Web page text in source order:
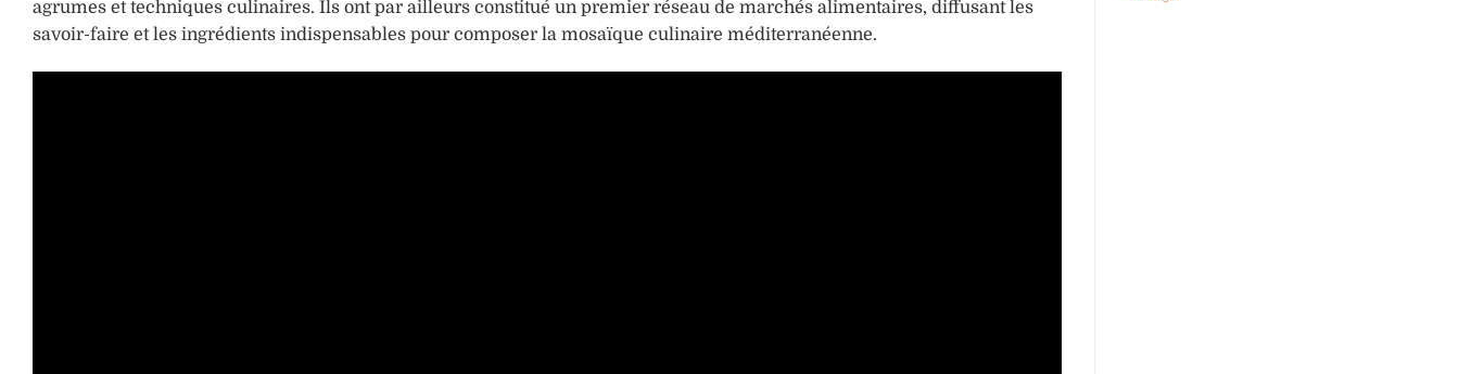
agrumes et techniques culinaires. Ils ont par ailleurs constitué un premier réseau de marchés alimentaires, diffusant les
savoir-faire et les ingrédients indispensables pour composer la mosaïque culinaire méditerranéenne.